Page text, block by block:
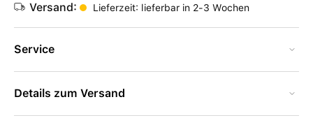
Versand: Lieferzeit: lieferbar in 2-3 Wochen
Service
Details zum Versand